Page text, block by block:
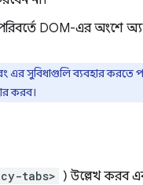
DOM-এর অংশে
এর সুবিধাগুলি ব্যবহার করতে
করব।
tabs> ) উল্লেখ করব